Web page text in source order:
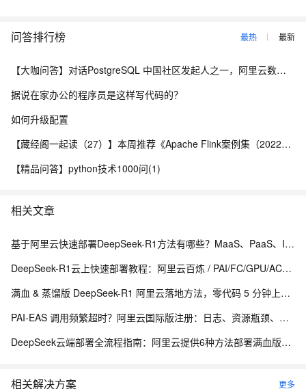
问答排行榜 最热 最新
【大咖问答】对话PostgreSQL 中国社区发起人之一，阿里云数据库高级专家 德哥
据说在家办公的程序员是这样写代码的？
如何升级配置
【藏经阁一起读（27）】本周推荐《Apache Flink案例集（2022版）》，你有哪些心得？
【精品问答】python技术1000问(1)
相关文章
基于阿里云快速部署DeepSeek-R1方法有哪些？MaaS、PaaS、IaaS共6种方法
DeepSeek-R1云上快速部署教程：阿里云百炼 / PAI/FC/GPU/ACK/ACS 六种方式任选
满血 & 蒸馏版 DeepSeek-R1 阿里云落地方法，零代码 5 分钟上线，共6种方法随便选！
PAI‑EAS 调用频繁超时？阿里云国际版注册：日志、资源瓶颈、网络配置完整排查方案
DeepSeek云端部署全流程指南：阿里云提供6种方法部署满血版或蒸馏版DeepSeek，新手0基础教程
相关解决方案 更多